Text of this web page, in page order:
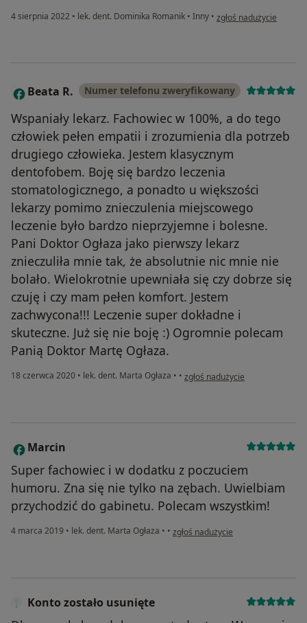
4 sierpnia 2022 • lek. dent. Dominika Romanik • Inny • w opinii użytkownika
zgłoś nadużycie
B Beata R. Numer telefonu zweryfikowany
Wspaniały lekarz. Fachowiec w 100%, a do tego
człowiek pełen empatii i zrozumienia dla potrzeb
drugiego człowieka. Jestem klasycznym
dentofobem. Boję się bardzo leczenia
stomatologicznego, a ponadto u większości
lekarzy pomimo znieczulenia miejscowego
leczenie było bardzo nieprzyjemne i bolesne.
Pani Doktor Ogłaza jako pierwszy lekarz
znieczuliła mnie tak, że absolutnie nic mnie nie
bolało. Wielokrotnie upewniała się czy dobrze się
czuję i czy mam pełen komfort. Jestem
zachwycona!!! Leczenie super dokładne i
skuteczne. Już się nie boję :) Ogromnie polecam
Panią Doktor Martę Ogłaza.
18 czerwca 2020 • lek. dent. Marta Ogłaza • • w opinii użytkownika Beata R.
zgłoś nadużycie
M Marcin
Super fachowiec i w dodatku z poczuciem
humoru. Zna się nie tylko na zębach. Uwielbiam
przychodzić do gabinetu. Polecam wszystkim!
4 marca 2019 • lek. dent. Marta Ogłaza • • w opinii użytkownika Marcin
zgłoś nadużycie
Konto zostało usunięte